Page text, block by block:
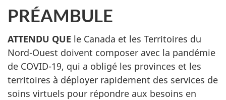
PRÉAMBULE
ATTENDU QUE le Canada et les Territoires du
Nord-Ouest doivent composer avec la pandémie
de COVID-19, qui a obligé les provinces et les
territoires à déployer rapidement des services de
soins virtuels pour répondre aux besoins en